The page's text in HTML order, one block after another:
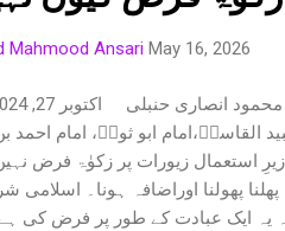
Mahmood Ansari May 16, 2026
القاسمؒ،امام ابو ثورؒ، امام احمد
استعمال زیورات پر زکوٰۃ فرض
پھولنا اوراضافہ ہونا۔ اسلامی
یہ ایک عبادت کے طور پر فرض کی